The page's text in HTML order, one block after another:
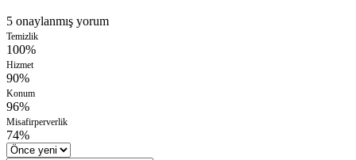
5 onaylanmış yorum
Temizlik
100%
Hizmet
90%
Konum
96%
Misafirperverlik
74%